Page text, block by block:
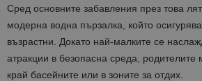
Сред основните забавления през това
модерна водна пързалка, който
възрастни. Докато най-малките се
атракции в безопасна среда, родителите
край басейните или в зоните за отдих.